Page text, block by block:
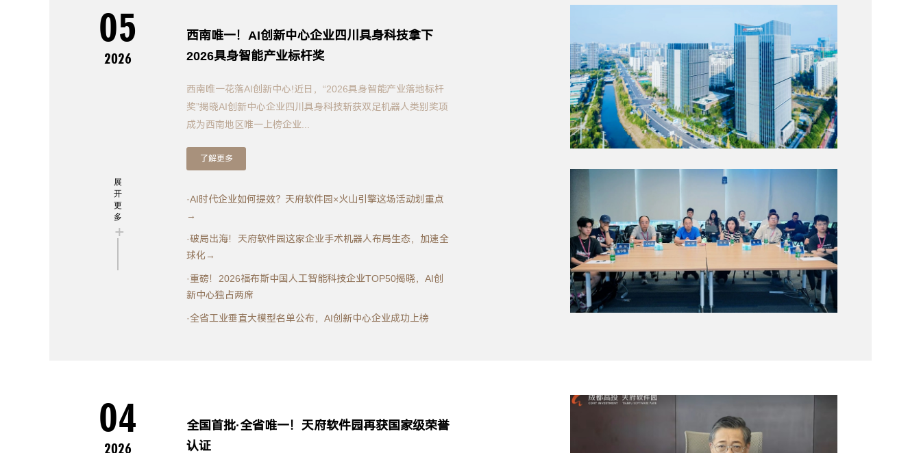
05
2026
展
开
更
多
+
西南唯一！AI创新中心企业四川具身科技拿下
2026具身智能产业标杆奖
西南唯一花落AI创新中心!近日，“2026具身智能产业落地标杆
奖”揭晓AI创新中心企业四川具身科技斩获双足机器人类别奖项
成为西南地区唯一上榜企业...
了解更多
·AI时代企业如何提效？天府软件园×火山引擎这场活动划重点
→
·破局出海！天府软件园这家企业手术机器人布局生态，加速全
球化→
·重磅！2026福布斯中国人工智能科技企业TOP50揭晓，AI创
新中心独占两席
·全省工业垂直大模型名单公布，AI创新中心企业成功上榜
04
2026
全国首批·全省唯一！天府软件园再获国家级荣誉
认证